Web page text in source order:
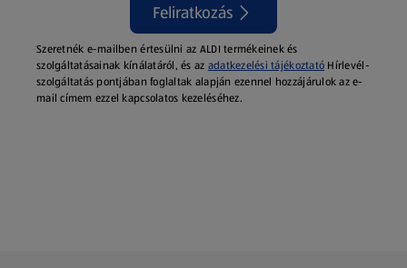
Feliratkozás
Szeretnék e-mailben értesülni az ALDI termékeinek és
szolgáltatásainak kínálatáról, és az adatkezelési tájékoztató Hírlevél-
szolgáltatás pontjában foglaltak alapján ezennel hozzájárulok az e-
mail címem ezzel kapcsolatos kezeléséhez.